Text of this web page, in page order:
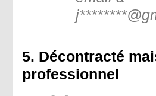
j
5. Décontracté
professionnel